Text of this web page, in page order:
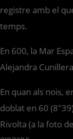
registre amb el
temps.
En 600, la Mar
Alejandra
En quan als nois,
doblat en 60
Rivolta (a la foto